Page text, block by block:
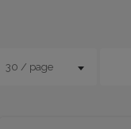
30 / page